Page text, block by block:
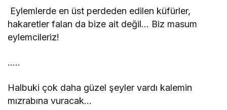
Eylemlerde en üst perdeden edilen küfürler,
hakaretler falan da bize ait değil… Biz masum
eylemcileriz!
…..
Halbuki çok daha güzel şeyler vardı kalemin
mızrabına vuracak…